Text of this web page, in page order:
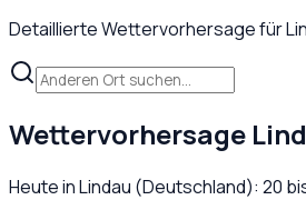
Detaillierte Wettervorhersage für
Wettervorhersage
Heute inLindau (Deutschland): 20